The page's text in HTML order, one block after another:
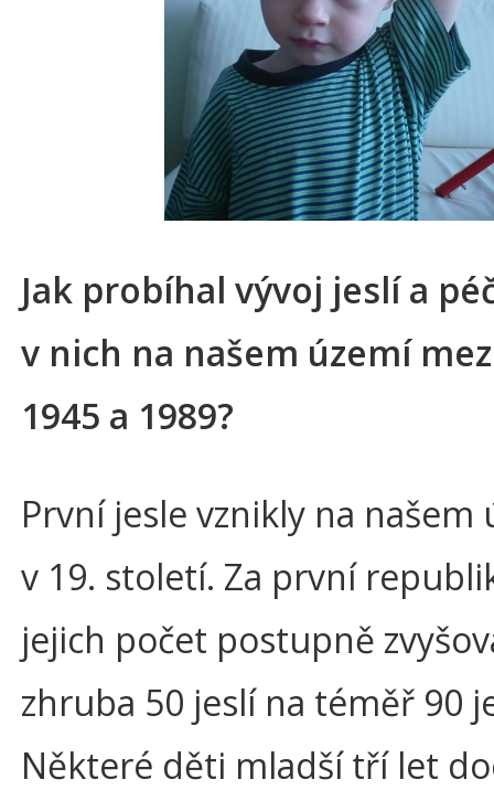
Jak probíhal vývoj jeslí a
v nich na našem území
1945 a 1989?
První jesle vznikly na našem
v 19. století. Za první
jejich počet postupně
zhruba 50 jeslí na téměř 90
Některé děti mladší tří let